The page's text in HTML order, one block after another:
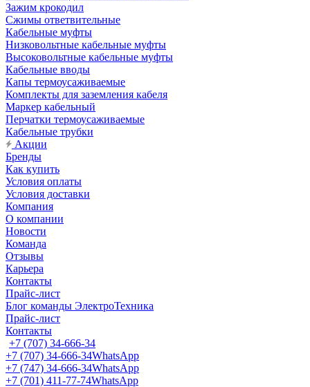
Зажим крокодил
Сжимы ответвительные
Кабельные муфты
Низковольтные кабельные муфты
Высоковольтные кабельные муфты
Кабельные вводы
Капы термоусаживаемые
Комплекты для заземления кабеля
Маркер кабельный
Перчатки термоусаживаемые
Кабельные трубки
Акции
Бренды
Как купить
Условия оплаты
Условия доставки
Компания
О компании
Новости
Команда
Отзывы
Карьера
Контакты
Прайс-лист
Блог команды ЭлектроТехника
Прайс-лист
Контакты
+7 (707) 34-666-34
+7 (707) 34-666-34WhatsApp
+7 (747) 34-666-34WhatsApp
+7 (701) 411-77-74WhatsApp